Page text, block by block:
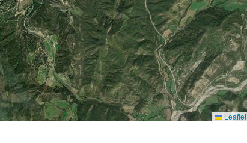
Leaflet